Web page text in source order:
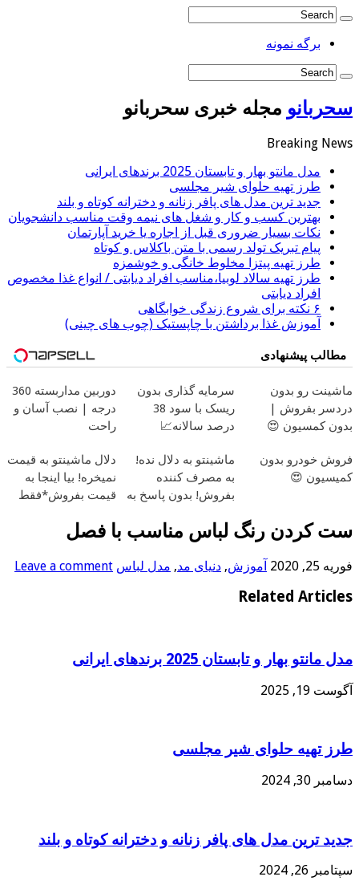
برگه نمونه
سحربانو مجله خبری سحربانو
Breaking News
مدل مانتو بهار و تابستان 2025 برندهای ایرانی
طرز تهیه حلوای شیر مجلسی
جدید ترین مدل های پافر زنانه و دخترانه کوتاه و بلند
بهترین کسب و کار و شغل های نیمه وقت مناسب دانشجویان
نکات بسیار ضروری قبل از اجاره یا خرید آپارتمان
پیام تبریک تولد رسمی با متن باکلاس و کوتاه
طرز تهیه پیتزا مخلوط خانگی و خوشمزه
طرز تهیه سالاد لوبیا،مناسب افراد دیابتی / انواع غذا مخصوص
افراد دیابتی
۶ نکته برای شروع زندگی خوابگاهی
آموزش غذا برداشتن با چاپستیک (چوب های چینی)
مطالب پیشنهادی
ماشینت رو بدون
دردسر بفروش |
بدون کمسیون 😍
سرمایه گذاری بدون
ریسک با سود 38
درصد سالانه📈
دوربین مداربسته 360
درجه | نصب آسان و
راحت
فروش خودرو بدون
کمیسیون 😍
ماشینتو به دلال نده!
به مصرف کننده
بفروش! بدون پاسخ به
دلال ماشینتو به قیمت
نمیخره! بیا اینجا به
قیمت بفروش*فقط
ست کردن رنگ لباس مناسب با فصل
فوریه 25, 2020 آموزش, دنیای مد, مدل لباس Leave a comment
Related Articles
مدل مانتو بهار و تابستان 2025 برندهای ایرانی
آگوست 19, 2025
طرز تهیه حلوای شیر مجلسی
دسامبر 30, 2024
جدید ترین مدل های پافر زنانه و دخترانه کوتاه و بلند
سپتامبر 26, 2024